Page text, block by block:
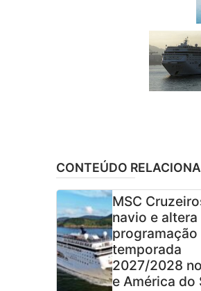
CONTEÚDO
MSC
navio e altera
programação
temporada
2027/2028
e América do